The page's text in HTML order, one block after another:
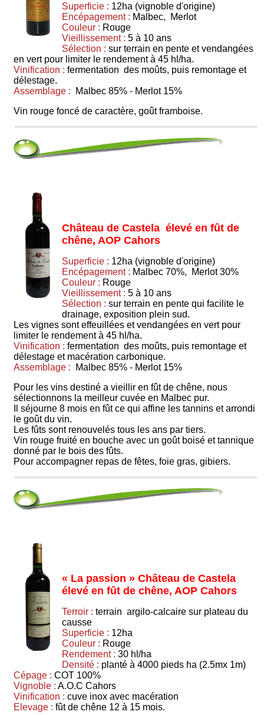
Superficie : 12ha (vignoble d'origine)
Encépagement : Malbec, Merlot
Couleur : Rouge
Vieillissement : 5 à 10 ans
Sélection : sur terrain en pente et vendangées
en vert pour limiter le rendement à 45 hl/ha.
Vinification : fermentation des moûts, puis remontage et
délestage.
Assemblage : Malbec 85% - Merlot 15%
Vin rouge foncé de caractère, goût framboise.
Château de Castela élevé en fût de
chêne, AOP Cahors
Superficie : 12ha (vignoble d'origine)
Encépagement : Malbec 70%, Merlot 30%
Couleur : Rouge
Vieillissement : 5 à 10 ans
Sélection : sur terrain en pente qui facilite le
drainage, exposition plein sud.
Les vignes sont effeuillées et vendangées en vert pour
limiter le rendement à 45 hl/ha.
Vinification : fermentation des moûts, puis remontage et
délestage et macération carbonique.
Assemblage :
Malbec 85% - Merlot 15%
Pour les vins destiné a vieillir en fût de chêne, nous
sélectionnons la meilleur cuvée en Malbec pur.
Il séjourne 8 mois en fût ce qui affine les tannins et arrondi
le goût du vin.
Les fûts sont renouvelés tous les ans par tiers.
Vin rouge fruité en bouche avec un goût boisé et tannique
donné par le bois des fûts.
Pour accompagner repas de fêtes, foie gras, gibiers.
« La passion » Château de Castela
élevé en fût de chêne, AOP Cahors
Terroir : terrain argilo-calcaire sur plateau du
causse
Superficie : 12ha
Couleur : Rouge
Rendement : 30 hl/ha
Densité : planté à 4000 pieds ha (2.5mx 1m)
Cépage : COT 100%
Vignoble : A.O.C Cahors
Vinification : cuve inox avec macération
Elevage : fût de chêne 12 à 15 mois.